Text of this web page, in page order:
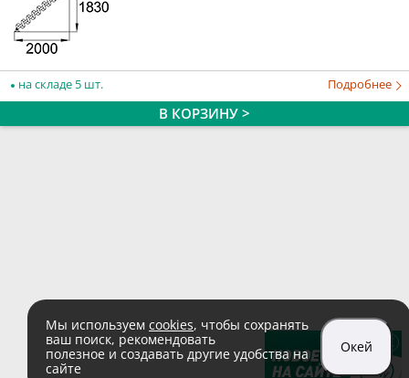
на складе 5 шт. Подробнее
В КОРЗИНУ >
Мы используем cookies, чтобы сохранять
ваш поиск, рекомендовать
полезное и создавать другие удобства на
сайте
Окей